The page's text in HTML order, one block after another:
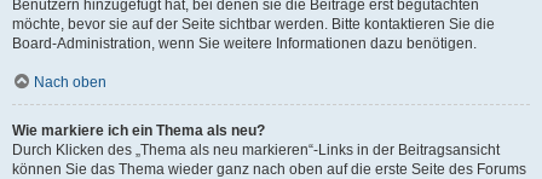
Benutzern hinzugefügt hat, bei denen sie die Beiträge erst begutachten
möchte, bevor sie auf der Seite sichtbar werden. Bitte kontaktieren Sie die
Board-Administration, wenn Sie weitere Informationen dazu benötigen.
Nach oben
Wie markiere ich ein Thema als neu?
Durch Klicken des „Thema als neu markieren“-Links in der Beitragsansicht
können Sie das Thema wieder ganz nach oben auf die erste Seite des Forums